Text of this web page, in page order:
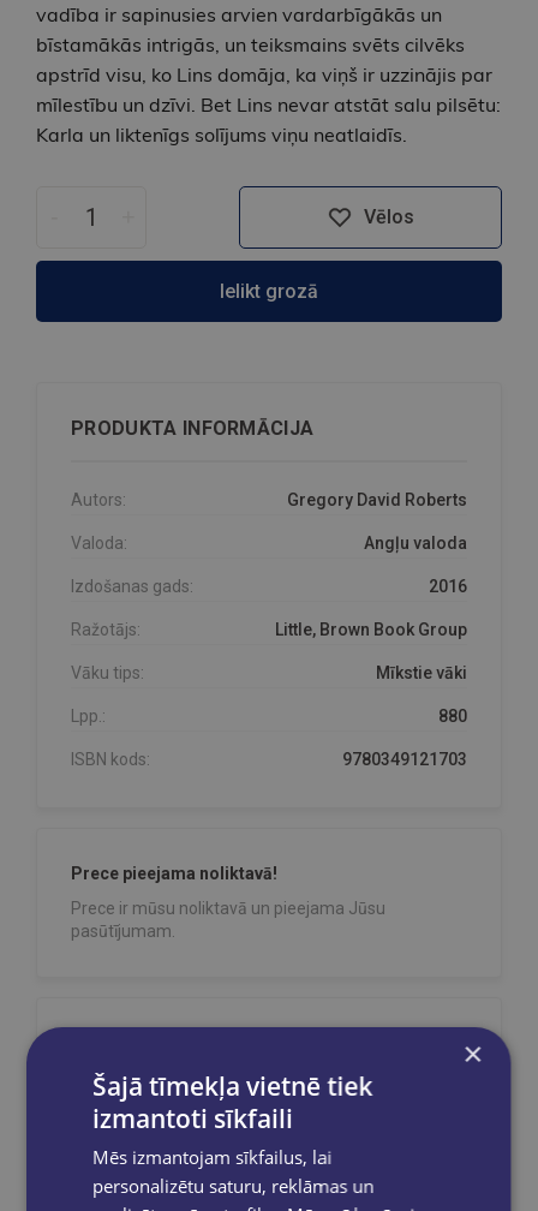
vadība ir sapinusies arvien vardarbīgākās un
bīstamākās intrigās, un teiksmains svēts cilvēks
apstrīd visu, ko Lins domāja, ka viņš ir uzzinājis par
mīlestību un dzīvi. Bet Lins nevar atstāt salu pilsētu:
Karla un liktenīgs solījums viņu neatlaidīs.
Vēlos
Ielikt grozā
PRODUKTA INFORMĀCIJA
Autors: Gregory David Roberts
Valoda: Angļu valoda
Izdošanas gads: 2016
Ražotājs: Little, Brown Book Group
Vāku tips: Mīkstie vāki
Lpp.: 880
ISBN kods: 9780349121703
Prece pieejama noliktavā!
Prece ir mūsu noliktavā un pieejama Jūsu
pasūtījumam.
Pasūtījumu apstrāde notiek darba dienās.
Apmaksātie pasūtījumi tiek
izsūtīti 2-5 darba dienu laikā.
Bezmaksas piegādeuz OMNIVA
pakomātiem Latvijā
pasūtījumiem no €40.00.
×
Šajā tīmekļa vietnē tiek
izmantoti sīkfaili
Mēs izmantojam sīkfailus, lai
personalizētu saturu, reklāmas un